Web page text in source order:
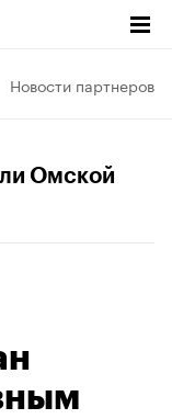
Новости партнеров
Омской